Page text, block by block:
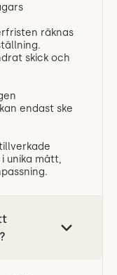
räknas
skick och
endast ske
unika mått,